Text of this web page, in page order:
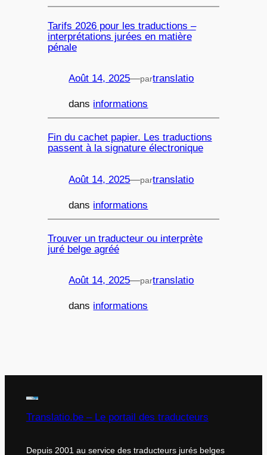
Tarifs 2026 pour les traductions –
interprétations jurées en matière
pénale
Août 14, 2025—partranslatio
dans informations
Fin du cachet papier. Les traductions
passent à la signature électronique
Août 14, 2025—partranslatio
dans informations
Trouver un traducteur ou interprète
juré belge agréé
Août 14, 2025—partranslatio
dans informations
Translatio.be – Le portail des traducteurs
Depuis 2001 au service des traducteurs jurés belges